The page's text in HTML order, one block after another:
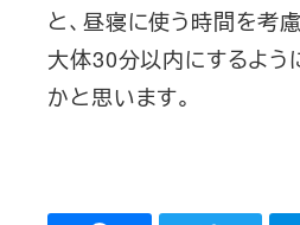
と、昼寝に使う時間を考
大体30分以内にするよう
かと思います。